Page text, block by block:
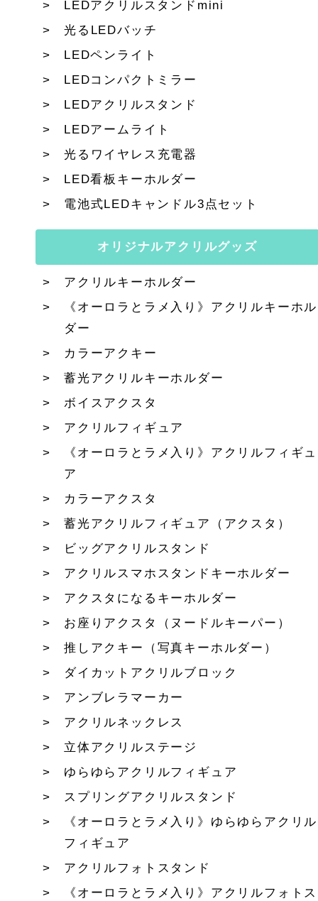
LEDアクリルスタンドmini
光るLEDバッチ
LEDペンライト
LEDコンパクトミラー
LEDアクリルスタンド
LEDアームライト
光るワイヤレス充電器
LED看板キーホルダー
電池式LEDキャンドル3点セット
オリジナルアクリルグッズ
アクリルキーホルダー
《オーロラとラメ入り》アクリルキーホル
ダー
カラーアクキー
蓄光アクリルキーホルダー
ボイスアクスタ
アクリルフィギュア
《オーロラとラメ入り》アクリルフィギュ
ア
カラーアクスタ
蓄光アクリルフィギュア（アクスタ）
ビッグアクリルスタンド
アクリルスマホスタンドキーホルダー
アクスタになるキーホルダー
お座りアクスタ（ヌードルキーパー）
推しアクキー（写真キーホルダー）
ダイカットアクリルブロック
アンブレラマーカー
アクリルネックレス
立体アクリルステージ
ゆらゆらアクリルフィギュア
スプリングアクリルスタンド
《オーロラとラメ入り》ゆらゆらアクリル
フィギュア
アクリルフォトスタンド
《オーロラとラメ入り》アクリルフォトス